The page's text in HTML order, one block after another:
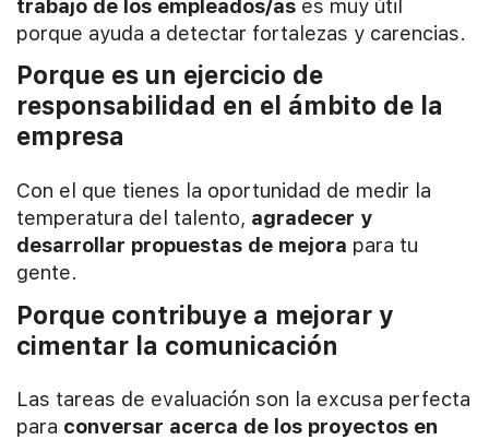
trabajo de los empleados/as es muy útil
porque ayuda a detectar fortalezas y carencias.
Porque es un ejercicio de
responsabilidad en el ámbito de la
empresa
Con el que tienes la oportunidad de medir la
temperatura del talento, agradecer y
desarrollar propuestas de mejora para tu
gente.
Porque contribuye a mejorar y
cimentar la comunicación
Las tareas de evaluación son la excusa perfecta
para conversar acerca de los proyectos en